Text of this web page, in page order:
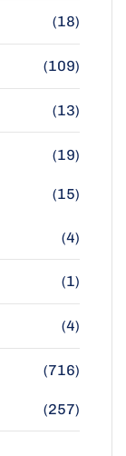
(18)
(109)
(13)
(19)
(15)
(4)
(1)
(4)
(716)
(257)